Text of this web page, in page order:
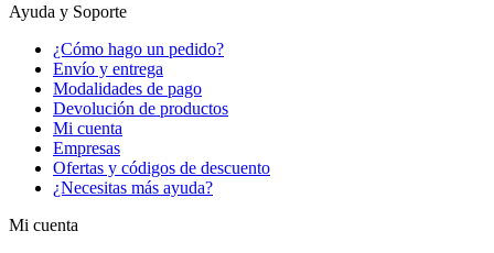
Ayuda y Soporte
¿Cómo hago un pedido?
Envío y entrega
Modalidades de pago
Devolución de productos
Mi cuenta
Empresas
Ofertas y códigos de descuento
¿Necesitas más ayuda?
Mi cuenta